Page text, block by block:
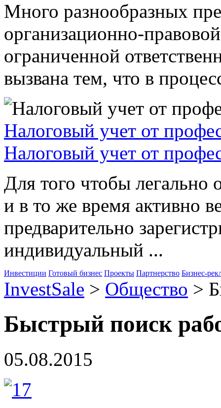
Много разнообразных
организационно-
ограниченной
вызвана тем, что в
Налоговый учет от
Налоговый учет от
Для того чтобы легально
и в то же время активно
предварительно
индивидуальный ...
Инвестиции Готовый бизнес Проекты Партнерство Бизнес-
InvestSale > Общество >
Быстрый поиск
05.08.2015